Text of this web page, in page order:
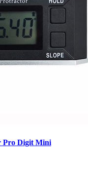
Pro Digit Mini